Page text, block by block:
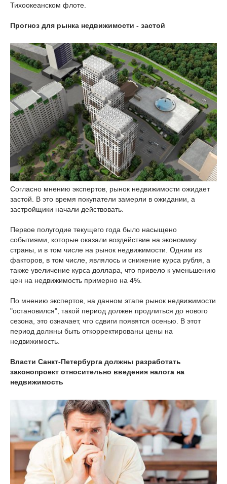
Тихоокеанском флоте.
Прогноз для рынка недвижимости - застой
Согласно мнению экспертов, рынок недвижимости ожидает
застой. В это время покупатели замерли в ожидании, а
застройщики начали действовать.
Первое полугодие текущего года было насыщено
событиями, которые оказали воздействие на экономику
страны, и в том числе на рынок недвижимости. Одним из
факторов, в том числе, являлось и снижение курса рубля, а
также увеличение курса доллара, что привело к уменьшению
цен на недвижимость примерно на 4%.
По мнению экспертов, на данном этапе рынок недвижимости
"остановился", такой период должен продлиться до нового
сезона, это означает, что сдвиги появятся осенью. В этот
период должны быть откорректированы цены на
недвижимость.
Власти Санкт-Петербурга должны разработать
законопроект относительно введения налога на
недвижимость